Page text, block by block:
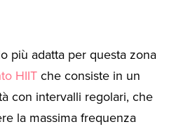
più adatta per questa zona
HIITche consiste in un
con intervalli regolari, che
la massima frequenza